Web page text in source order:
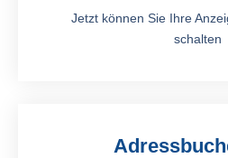
Jetzt können Sie Ihre
schalten